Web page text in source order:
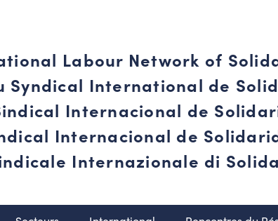
Labour Network of
Syndical International de
Internacional de
Internacional de
Internazionale di